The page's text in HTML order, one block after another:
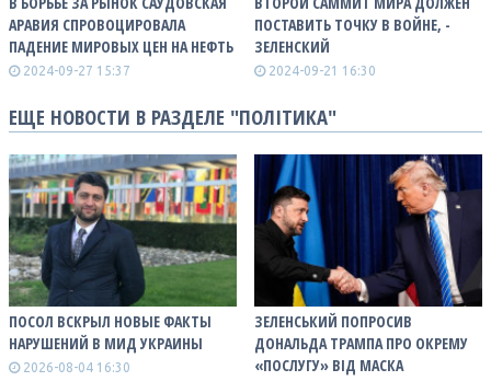
АРАВИЯ СПРОВОЦИРОВАЛА
ПАДЕНИЕ МИРОВЫХ ЦЕН НА НЕФТЬ
2024-09-27 15:37
ПОСТАВИТЬ ТОЧКУ В ВОЙНЕ, -
ЗЕЛЕНСКИЙ
2024-09-21 16:30
ЕЩЕ НОВОСТИ В РАЗДЕЛЕ "ПОЛІТИКА"
ПОСОЛ ВСКРЫЛ НОВЫЕ ФАКТЫ
НАРУШЕНИЙ В МИД УКРАИНЫ
2026-08-04 16:30
ЗЕЛЕНСЬКИЙ ПОПРОСИВ
ДОНАЛЬДА ТРАМПА ПРО ОКРЕМУ
«ПОСЛУГУ» ВІД МАСКА